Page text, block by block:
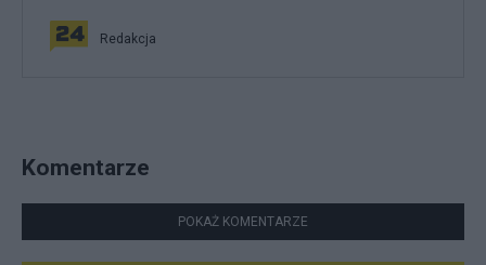
Redakcja
Komentarze
POKAŻ KOMENTARZE